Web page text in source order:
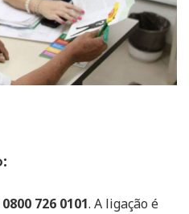
0800 726 0101. A ligação é